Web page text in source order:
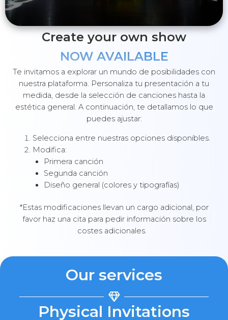
Create your own show
NOW AVAILABLE
Te invitamos a explorar un mundo de posibilidades con
nuestra plataforma. Personaliza tu presentación a tu
medida, desde la selección de canciones hasta la
estética general. A continuación, te detallamos lo que
puedes ajustar:
Selecciona entre nuestras opciones disponibles.
Modifica:
Primera canción
Segunda canción
Diseño general (colores y tipografías)
*Estas modificaciones llevan un cargo adicional, por
favor haz una cita para pedir información sobre los
costes adicionales.
Our services
Physical Invitations